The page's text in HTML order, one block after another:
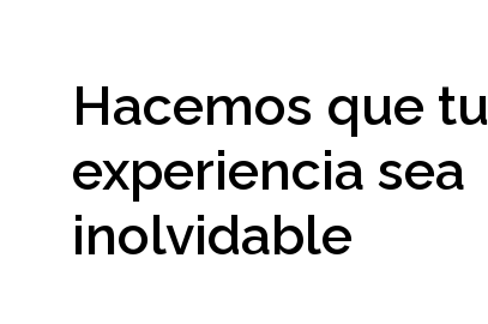
Hacemos que tu
experiencia sea
inolvidable